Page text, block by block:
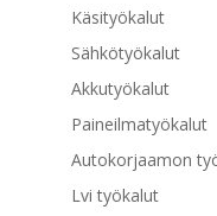
Käsityökalut
Sähkötyökalut
Akkutyökalut
Paineilmatyökalut
Autokorjaamon
Lvi työkalut